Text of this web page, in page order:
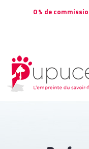
0 % de